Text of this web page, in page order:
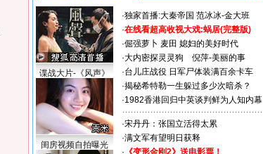
谍战大片-《风声》
闺房视频自拍曝光
·独家首播:大秦帝国 范冰冰-金大班
·在线看超高收视大戏:蜗居(完整版)
·倔强萝卜 麦田 媳妇的美好时代
·大内密探灵灵狗
倪萍-美丽的事
·台儿庄战役 日军尸体装满百余卡车
·揭秘希特勒一生躲过多少次暗杀？
·1982香港回归中英谈判鲜为人知内幕
·宋丹丹：张国立活得太累
·满文军有望明日获释
· 《变形金刚2》送电影票！